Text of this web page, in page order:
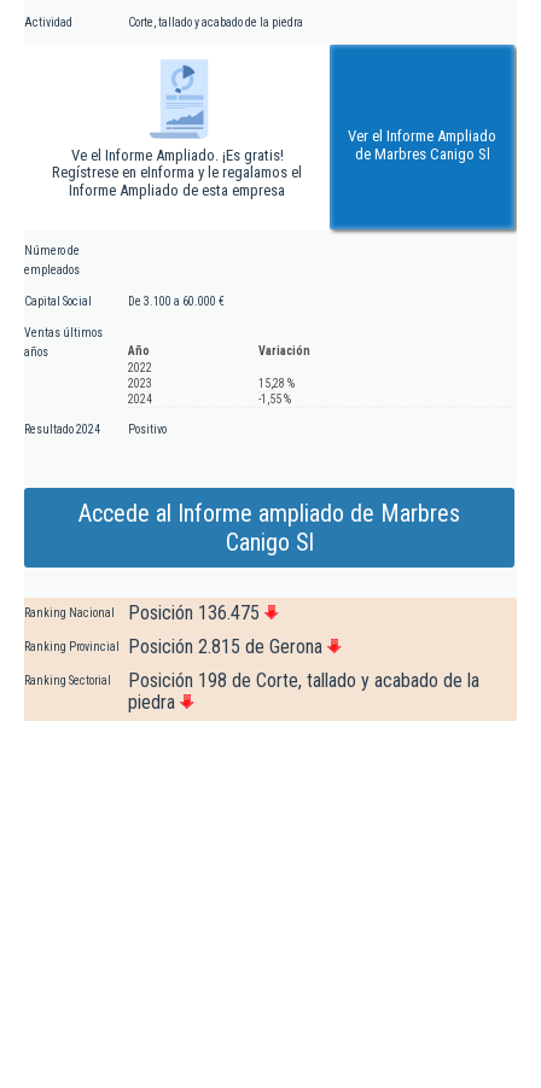
Actividad Corte, tallado y acabado de la piedra
Ve el Informe Ampliado. ¡Es gratis!
Regístrese en eInforma y le regalamos el
Informe Ampliado de esta empresa
Ver el Informe Ampliado
de Marbres Canigo Sl
Número de
empleados
Capital Social De 3.100 a 60.000 €
Ventas últimos
años
Año
Variación
2022
2023
15,28 %
2024
-1,55 %
Resultado 2024 Positivo
Accede al Informe ampliado de Marbres
Canigo Sl
Ranking Nacional Posición 136.475
Ranking Provincial Posición 2.815 de Gerona
Ranking Sectorial
Posición 198 de Corte, tallado y acabado de la
piedra